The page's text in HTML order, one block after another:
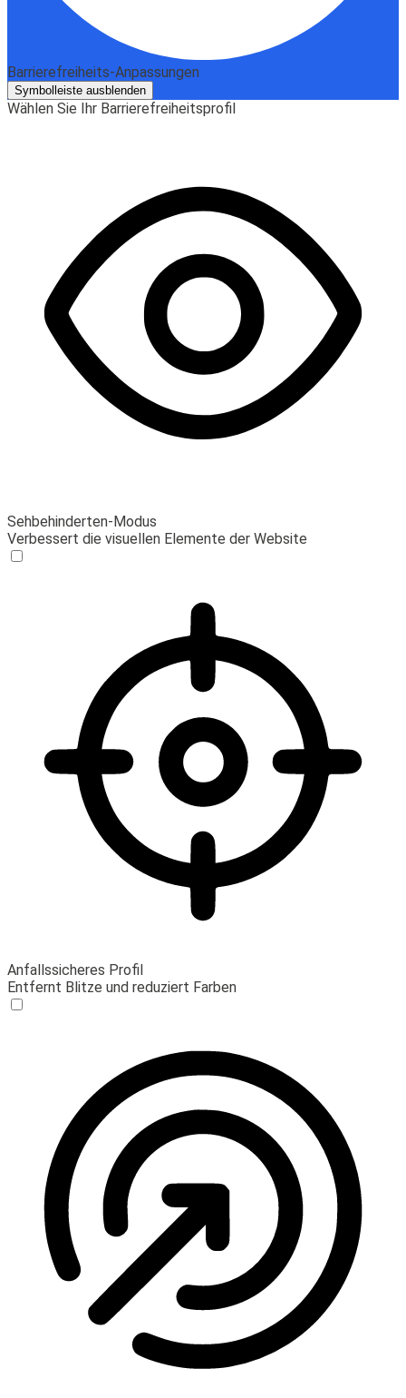
Barrierefreiheits-Anpassungen
Symbolleiste ausblenden
Wählen Sie Ihr Barrierefreiheitsprofil
Sehbehinderten-Modus
Verbessert die visuellen Elemente der Website
Anfallssicheres Profil
Entfernt Blitze und reduziert Farben